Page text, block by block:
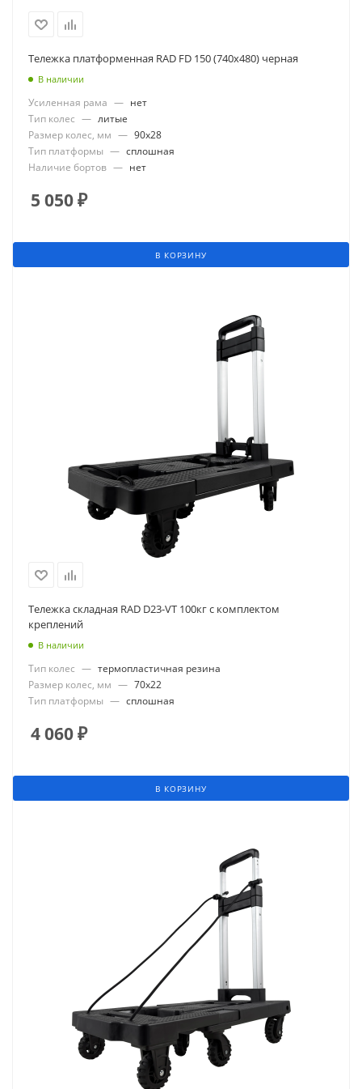
Тележка платформенная RAD FD 150 (740х480) черная
В наличии
Усиленная рама — нет
Тип колес — литые
Размер колес, мм — 90x28
Тип платформы — сплошная
Наличие бортов — нет
5 050₽
В КОРЗИНУ
Тележка складная RAD D23-VT 100кг с комплектом
креплений
В наличии
Тип колес — термопластичная резина
Размер колес, мм — 70x22
Тип платформы — сплошная
4 060₽
В КОРЗИНУ